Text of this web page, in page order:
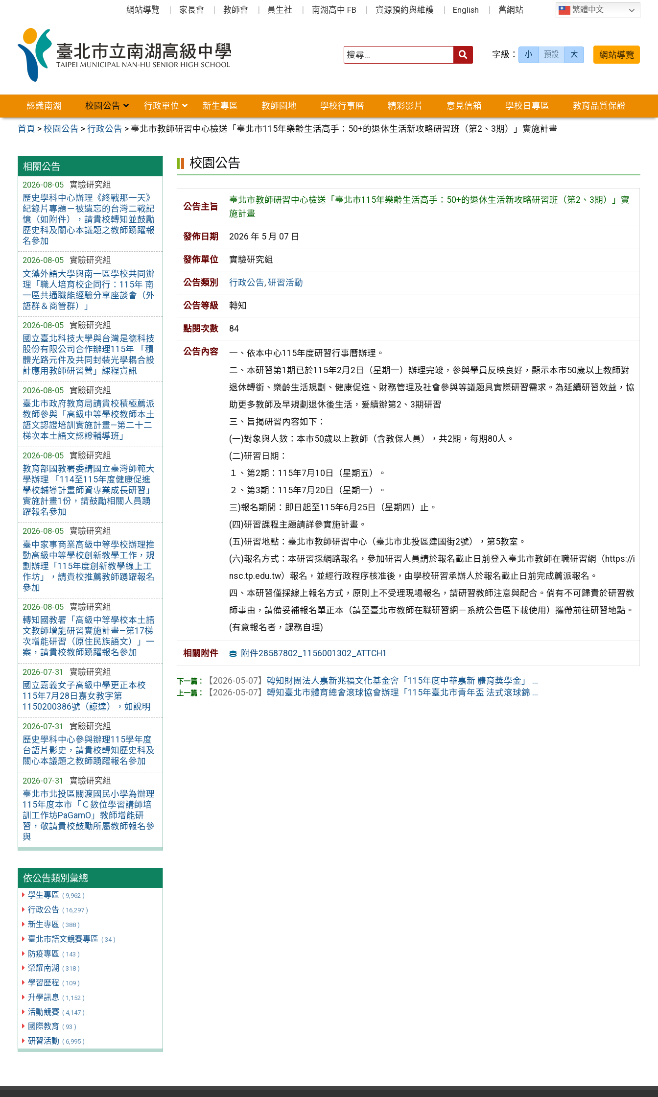
繁體中文
網站導覽 家長會 教師會 員生社 南湖高中 FB 資源預約與維護 English 舊網站
字級： 小 預設 大 網站導覽
認識南湖 校園公告 行政單位 新生專區 教師園地 學校行事曆 精彩影片 意見信箱 學校日專區 教育品質保證
首頁 >校園公告 >行政公告 > 臺北市教師研習中心檢送「臺北市115年樂齡生活高手：50+的退休生活新攻略研習班（第2、3期）」實施計畫
相關公告
2026-08-05
實驗研究組
歷史學科中心辦理《終戰那一天》
紀錄片專題－被遺忘的台灣二戰記
憶（如附件），請貴校轉知並鼓勵
歷史科及關心本議題之教師踴躍報
名參加
2026-08-05
實驗研究組
文藻外語大學與南一區學校共同辦
理「職人培育校企同行：115年 南
一區共通職能經驗分享座談會（外
語群＆商管群）」
2026-08-05
實驗研究組
國立臺北科技大學與台灣是德科技
股份有限公司合作辦理115年 「積
體光路元件及共同封裝光學耦合設
計應用教師研習營」課程資訊
2026-08-05
實驗研究組
臺北市政府教育局請貴校積極薦派
教師參與「高級中等學校教師本土
語文認證培訓實施計畫—第二十二
梯次本土語文認證輔導班」
2026-08-05
實驗研究組
教育部國教署委請國立臺灣師範大
學辦理 「114至115年度健康促進
學校輔導計畫師資專業成長研習」
實施計畫1份，請鼓勵相關人員踴
躍報名參加
2026-08-05
實驗研究組
臺中家事商業高級中等學校辦理推
動高級中等學校創新教學工作，規
劃辦理「115年度創新教學線上工
作坊」，請貴校推薦教師踴躍報名
參加
2026-08-05
實驗研究組
轉知國教署「高級中等學校本土語
文教師增能研習實施計畫—第17梯
次增能研習（原住民族語文）」一
案，請貴校教師踴躍報名參加
2026-07-31
實驗研究組
國立嘉義女子高級中學更正本校
115年7月28日嘉女教字第
1150200386號（諒達），如說明
2026-07-31
實驗研究組
歷史學科中心參與辦理115學年度
台語片影史，請貴校轉知歷史科及
關心本議題之教師踴躍報名參加
2026-07-31
實驗研究組
臺北市北投區關渡國民小學為辦理
115年度本市「Ｃ數位學習講師培
訓工作坊PaGamO」教師增能研
習，敬請貴校鼓勵所屬教師報名參
與
依公告類別彙總
學生專區 ( 9,962 )
行政公告 ( 16,297 )
新生專區 ( 388 )
臺北市語文競賽專區 ( 34 )
防疫專區 ( 143 )
榮耀南湖 ( 318 )
學習歷程 ( 109 )
升學訊息 ( 1,152 )
活動競賽 ( 4,147 )
國際教育 ( 93 )
研習活動 ( 6,995 )
校園公告
公告主旨
臺北市教師研習中心檢送「臺北市115年樂齡生活高手：50+的退休生活新攻略研習班（第2、3期）」實
施計畫
發佈日期 2026 年 5 月 07 日
發佈單位 實驗研究組
公告類別 行政公告, 研習活動
公告等級 轉知
點閱次數 84
公告內容
一、依本中心115年度研習行事曆辦理。
二、本研習第1期已於115年2月2日（星期一）辦理完竣，參與學員反映良好，顯示本市50歲以上教師對
退休轉銜、樂齡生活規劃、健康促進、財務管理及社會參與等議題具實際研習需求。為延續研習效益，協
助更多教師及早規劃退休後生活，爰續辦第2、3期研習
三、旨揭研習內容如下：
(一)對象與人數：本市50歲以上教師（含教保人員），共2期，每期80人。
(二)研習日期：
１、第2期：115年7月10日（星期五）。
２、第3期：115年7月20日（星期一）。
三)報名期間：即日起至115年6月25日（星期四）止。
(四)研習課程主題請詳參實施計畫。
(五)研習地點：臺北市教師研習中心（臺北市北投區建國街2號），第5教室。
(六)報名方式：本研習採網路報名，參加研習人員請於報名截止日前登入臺北市教師在職研習網（https://i
nsc.tp.edu.tw）報名，並經行政程序核准後，由學校研習承辦人於報名截止日前完成薦派報名。
四、本研習僅採線上報名方式，原則上不受理現場報名，請研習教師注意與配合。倘有不可歸責於研習教
師事由，請備妥補報名單正本（請至臺北市教師在職研習網－系統公告區下載使用）攜帶前往研習地點。
(有意報名者，課務自理)
相關附件 附件28587802_1156001302_ATTCH1
【2026-05-07】轉知財團法人嘉新兆福文化基金會「115年度中華嘉新 體育獎學金」 ...
【2026-05-07】轉知臺北市體育總會滾球協會辦理「115年臺北市青年盃 法式滾球錦 ...